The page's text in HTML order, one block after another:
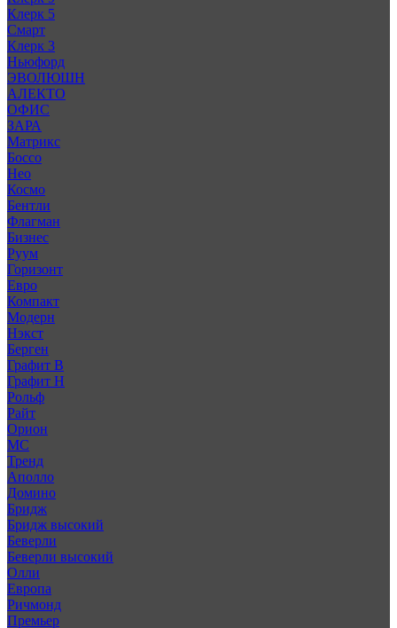
Клерк 5
Смарт
Клерк 3
Ньюфорд
ЭВОЛЮШН
АЛЕКТО
ОФИС
ЗАРА
Матрикс
Боссо
Нео
Космо
Бентли
Флагман
Бизнес
Руум
Горизонт
Евро
Компакт
Модерн
Нэкст
Берген
Графит В
Графит Н
Рольф
Райт
Орион
МС
Тренд
Аполло
Домино
Бридж
Бридж высокий
Беверли
Беверли высокий
Олли
Европа
Ричмонд
Премьер